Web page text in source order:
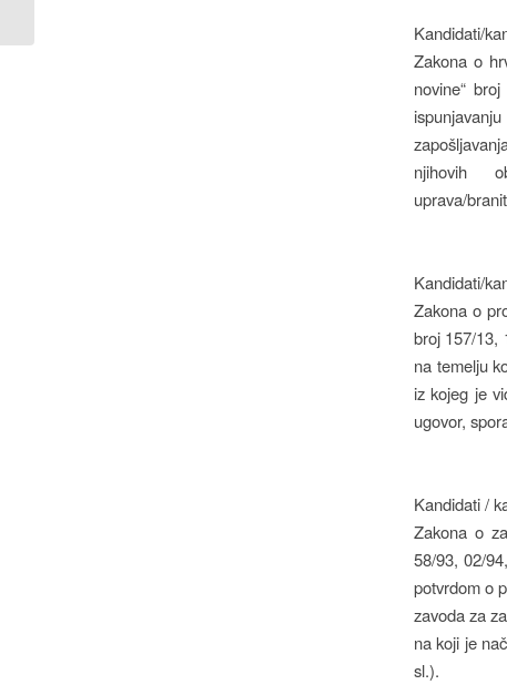
Kandidati/
Zakona o
novine“
njihovih
uprava/
Kandidati/
Zakona o
broj 157/13,
na temelju
iz kojeg je
ugovor,
Kandidati /
Zakona o
58/93, 02/
potvrdom o
zavoda za
na koji je
sl.).